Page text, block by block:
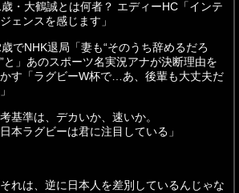
・大鶴誠とは何者？ エディーHC「インテ
ェンスを感じます」
でNHK退局「妻も“そのうち辞めるだろ
と」あのスポーツ名実況アナが決断理由を
す「ラグビーW杯で…あ、後輩も大丈夫だ
基準は、デカいか、速いか。
日本ラグビーは君に注目している」
それは、逆に日本人を差別しているんじゃな